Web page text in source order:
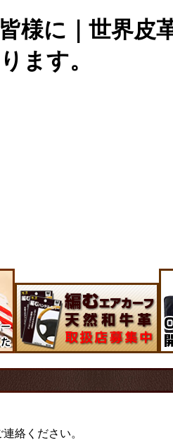
様に｜世界
ます。
絡ください。